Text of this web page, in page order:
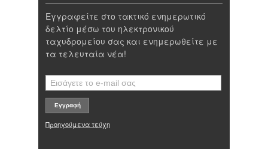
Εγγραφείτε στο τακτικό ενημερωτικό
δελτίο μέσω του ηλεκτρονικού
ταχυδρομείου σας και ενημερωθείτε με
τα τελευταία νέα!
Προηγούμενα τεύχη